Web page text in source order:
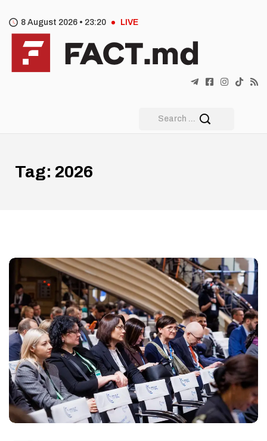
8 August 2026 • 23:20 LIVE
Tag: 2026